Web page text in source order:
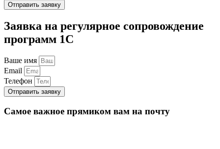
Отправить заявку
Заявка на регулярное сопровождение
программ 1С
Ваше имя
Email
Телефон
Отправить заявку
Самое важное прямиком вам на почту